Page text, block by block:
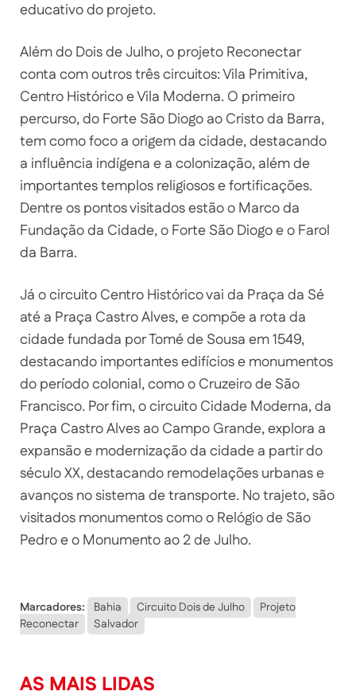
educativo do projeto.
Além do Dois de Julho, o projeto Reconectar
conta com outros três circuitos: Vila Primitiva,
Centro Histórico e Vila Moderna. O primeiro
percurso, do Forte São Diogo ao Cristo da Barra,
tem como foco a origem da cidade, destacando
a influência indígena e a colonização, além de
importantes templos religiosos e fortificações.
Dentre os pontos visitados estão o Marco da
Fundação da Cidade, o Forte São Diogo e o Farol
da Barra.
Já o circuito Centro Histórico vai da Praça da Sé
até a Praça Castro Alves, e compõe a rota da
cidade fundada por Tomé de Sousa em 1549,
destacando importantes edifícios e monumentos
do período colonial, como o Cruzeiro de São
Francisco. Por fim, o circuito Cidade Moderna, da
Praça Castro Alves ao Campo Grande, explora a
expansão e modernização da cidade a partir do
século XX, destacando remodelações urbanas e
avanços no sistema de transporte. No trajeto, são
visitados monumentos como o Relógio de São
Pedro e o Monumento ao 2 de Julho.
Marcadores: Bahia Circuito Dois de Julho
Projeto
Reconectar
Salvador
AS MAIS LIDAS